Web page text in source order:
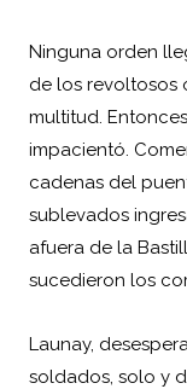
Ninguna orden
de los revoltosos
multitud.
impacientó.
cadenas del
sublevados
afuera de la
sucedieron los
Launay,
soldados, solo y